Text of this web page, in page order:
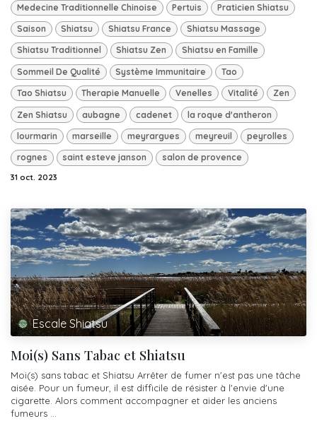
Medecine Traditionnelle Chinoise Pertuis Praticien Shiatsu
Saison Shiatsu Shiatsu France Shiatsu Massage
Shiatsu Traditionnel Shiatsu Zen Shiatsu en Famille
Sommeil De Qualité Système Immunitaire Tao
Tao Shiatsu Therapie Manuelle Venelles Vitalité Zen
Zen Shiatsu aubagne cadenet la roque d'antheron
lourmarin marseille meyrargues meyreuil peyrolles
rognes saint esteve janson salon de provence
31 oct. 2023
Escale Shiatsu
Moi(s) Sans Tabac et Shiatsu
Moi(s) sans tabac et Shiatsu Arrêter de fumer n'est pas une tâche
aisée. Pour un fumeur, il est difficile de résister à l'envie d'une
cigarette. Alors comment accompagner et aider les anciens
fumeurs ...